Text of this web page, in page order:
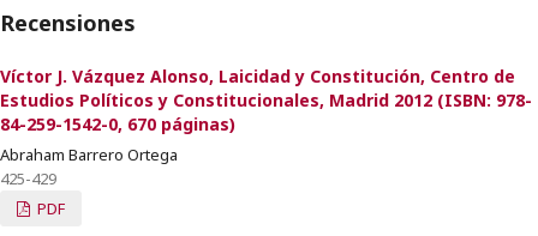
Recensiones
Víctor J. Vázquez Alonso, Laicidad y Constitución, Centro de
Estudios Políticos y Constitucionales, Madrid 2012 (ISBN: 978-
84-259-1542-0, 670 páginas)
Abraham Barrero Ortega
425-429
PDF